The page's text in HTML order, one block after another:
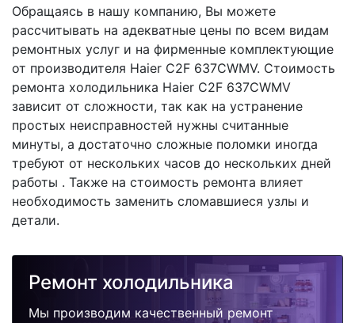
Обращаясь в нашу компанию, Вы можете
рассчитывать на адекватные цены по всем видам
ремонтных услуг и на фирменные комплектующие
от производителя Haier C2F 637CWMV. Стоимость
ремонта холодильника Haier C2F 637CWMV
зависит от сложности, так как на устранение
простых неисправностей нужны считанные
минуты, а достаточно сложные поломки иногда
требуют от нескольких часов до нескольких дней
работы . Также на стоимость ремонта влияет
необходимость заменить сломавшиеся узлы и
детали.
Ремонт холодильника
Мы производим качественный ремонт